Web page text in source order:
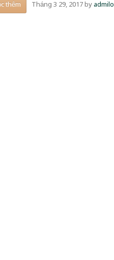
thêm Tháng 3 29, 2017byadmilo